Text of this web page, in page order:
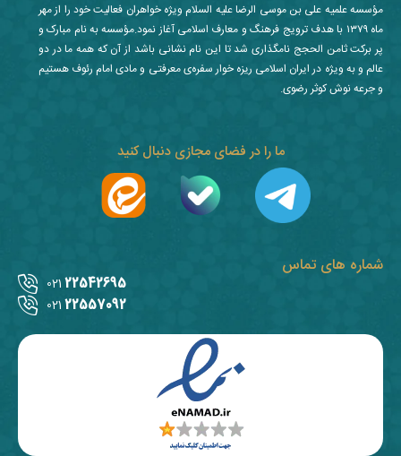
شماره های تماس
22542695
021
22557092
021
ما را در فضای مجازی دنبال کنید
مؤسسه علمیه علی بن موسی الرضا علیه السلام ویژه خواهران فعالیت خود را از مهر
ماه ۱۳۷۹ با هدف ترویج فرهنگ و معارف اسلامی آغاز نمود.مؤسسه به نام مبارک و
پر برکت ثامن الحجج نامگذاری شد تا این نام نشانی باشد از آن که همه ما در دو
عالم و به ویژه در ایران اسلامی ریزه خوار سفره‌ی معرفتی و مادی امام رئوف هستیم
و جرعه نوش کوثر رضوی.